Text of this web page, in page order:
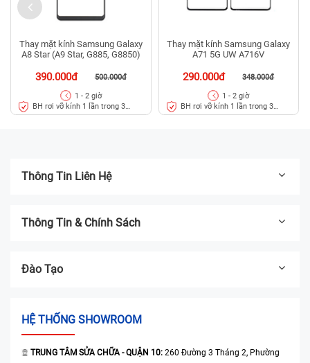
Thay mặt kính Samsung Galaxy
A8 Star (A9 Star, G885, G8850)
390.000đ 500.000đ
1 - 2 giờ
BH rơi vỡ kính 1 lần trong 3
tháng
Thay mặt kính Samsung Galaxy
A71 5G UW A716V
290.000đ 348.000đ
1 - 2 giờ
BH rơi vỡ kính 1 lần trong 3
tháng
Thông Tin Liên Hệ
Thông Tin & Chính Sách
Đào Tạo
HỆ THỐNG SHOWROOM
TRUNG TÂM SỬA CHỮA - QUẬN 10: 260 Đường 3 Tháng 2, Phường